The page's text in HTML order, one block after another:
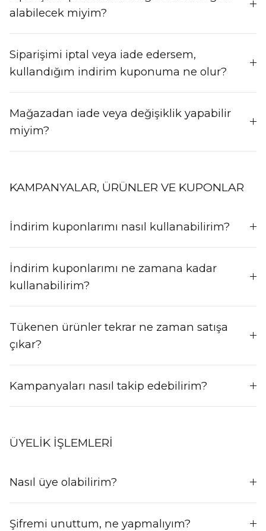
alabilecek miyim?
Siparişimi iptal veya iade edersem,
kullandığım indirim kuponuma ne olur?
Mağazadan iade veya değişiklik yapabilir
miyim?
KAMPANYALAR, ÜRÜNLER VE KUPONLAR
İndirim kuponlarımı nasıl kullanabilirim?
İndirim kuponlarımı ne zamana kadar
kullanabilirim?
Tükenen ürünler tekrar ne zaman satışa
çıkar?
Kampanyaları nasıl takip edebilirim?
ÜYELIK İŞLEMLERI
Nasıl üye olabilirim?
Şifremi unuttum, ne yapmalıyım?